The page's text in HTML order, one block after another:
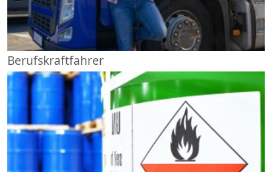
Berufskraftfahrer